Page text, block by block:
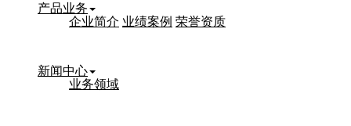
企业简介 业绩案例 荣誉资质
产品业务
业务领域
新闻中心